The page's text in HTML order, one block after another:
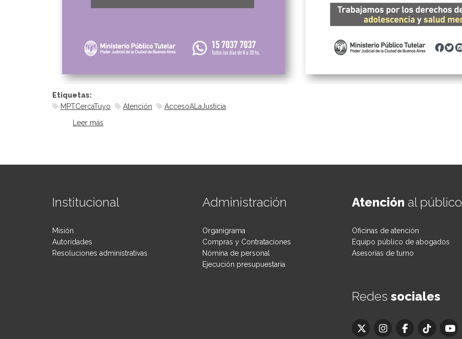
Etiquetas:
MPTCercaTuyo
Atención
AccesoALaJusticia
Leer más
Institucional
Misión
Autoridades
Resoluciones administrativas
Administración
Organigrama
Compras y Contrataciones
Nómina de personal
Ejecución presupuestaria
Atención al público
Oficinas de atención
Equipo público de abogados
Asesorías de turno
Redes sociales